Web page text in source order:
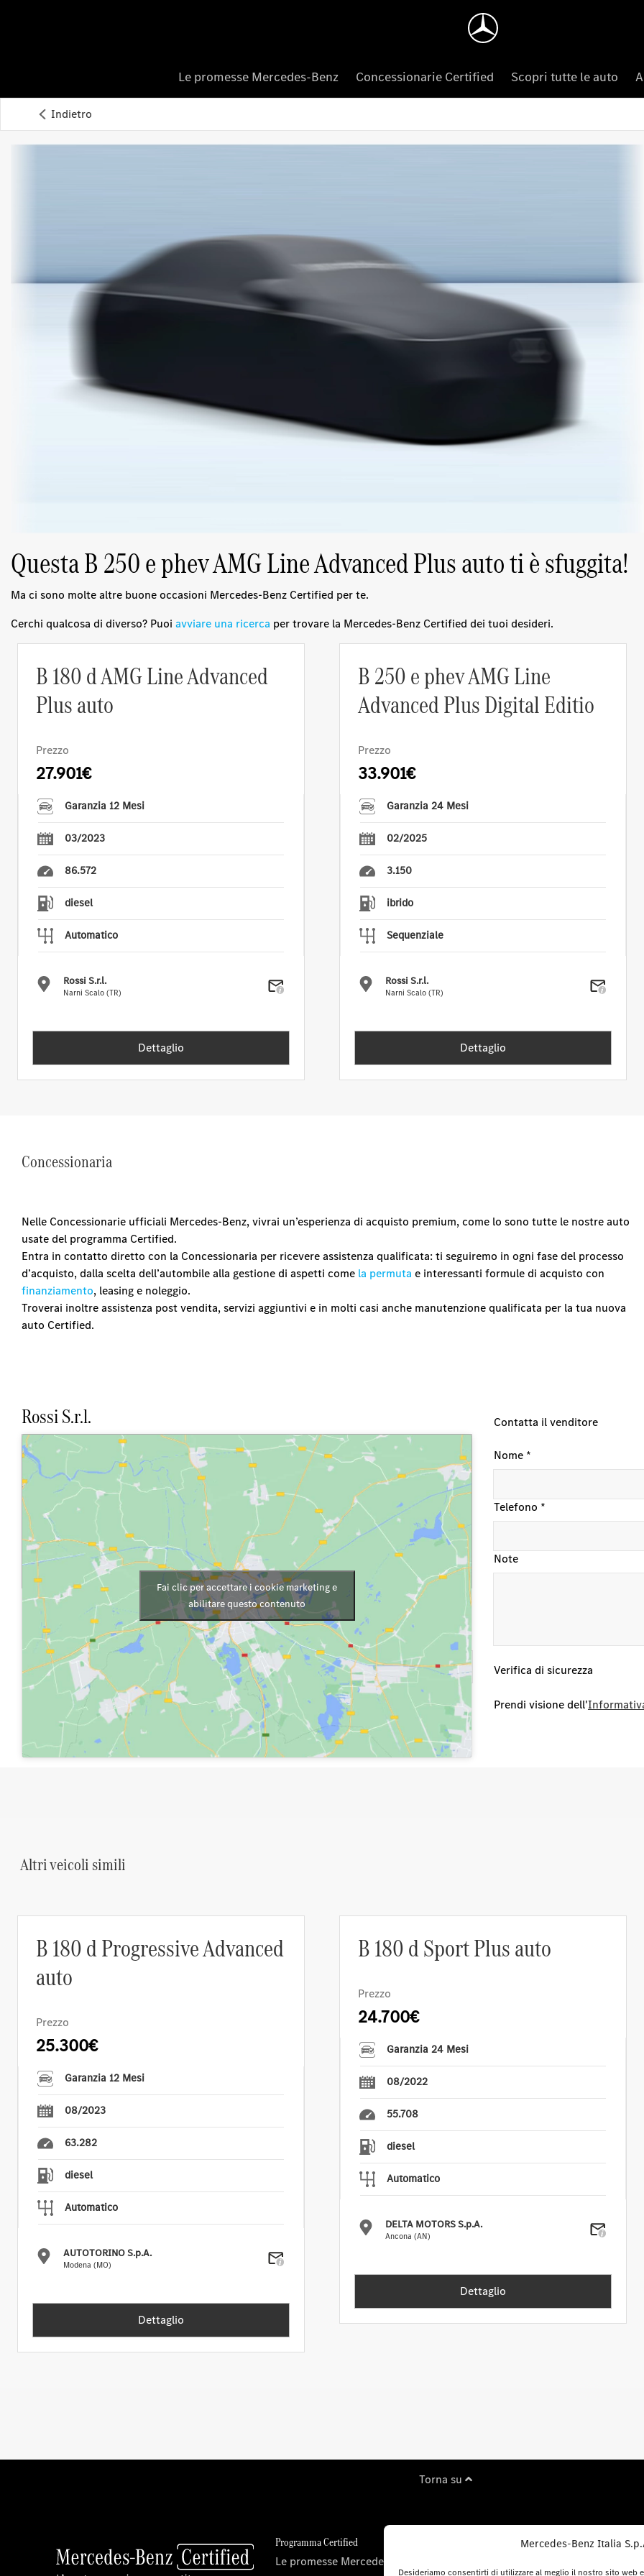
Mercedes-Benz Italia
Desideriamo consentirti di utilizzare al meglio il nostro sito
Le promesse Mercedes-Benz Concessionarie Certified Scopri tutte le auto
Indietro
Questa B 250 e phev AMG Line Advanced Plus auto ti è sfuggita!
Ma ci sono molte altre buone occasioni Mercedes-Benz Certified per te.
Cerchi qualcosa di diverso? Puoi avviare una ricerca per trovare la Mercedes-Benz Certified dei tuoi desideri.
B 180 d AMG Line Advanced
Plus auto
Prezzo
27.901€
Garanzia 12 Mesi
03/2023
86.572
diesel
Automatico
Rossi S.r.l.
Narni Scalo (TR)
Dettaglio
B 250 e phev AMG Line
Advanced Plus Digital Editio
Prezzo
33.901€
Garanzia 24 Mesi
02/2025
3.150
ibrido
Sequenziale
Rossi S.r.l.
Narni Scalo (TR)
Dettaglio
Concessionaria
Nelle Concessionarie ufficiali Mercedes-Benz, vivrai un’esperienza di acquisto premium, come lo sono tutte le nostre auto
usate del programma Certified.
Entra in contatto diretto con la Concessionaria per ricevere assistenza qualificata: ti seguiremo in ogni fase del processo
d’acquisto, dalla scelta dell’autombile alla gestione di aspetti come la permuta e interessanti formule di acquisto con
finanziamento, leasing e noleggio.
Troverai inoltre assistenza post vendita, servizi aggiuntivi e in molti casi anche manutenzione qualificata per la tua nuova
auto Certified.
Rossi S.r.l.
Fai clic per accettare i cookie marketing e
abilitare questo contenuto
Via Tuderte, 480, Narni Scalo (TR) 0744 7568238
Apri su Google Maps Altri veicoli di questo concessionario
Contatta il venditore
Nome *
Telefono *
Note
Verifica di sicurezza
Prendi visione dell'
Altri veicoli simili
B 180 d Progressive Advanced
auto
Prezzo
25.300€
Garanzia 12 Mesi
08/2023
63.282
diesel
Automatico
AUTOTORINO S.p.A.
Modena (MO)
Dettaglio
B 180 d Sport Plus auto
Prezzo
24.700€
Garanzia 24 Mesi
08/2022
55.708
diesel
Automatico
DELTA MOTORS S.p.A.
Ancona (AN)
Dettaglio
Torna su
Programma Certified
Le promesse Mercedes-Benz
Nuovi modelli